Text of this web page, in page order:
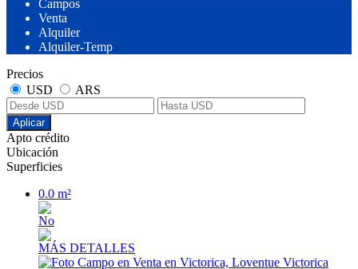
Campos
Venta
Alquiler
Alquiler-Temp
Precios
USD
ARS
Aplicar
Apto crédito
Ubicación
Superficies
0.0 m²
No
MÁS DETALLES